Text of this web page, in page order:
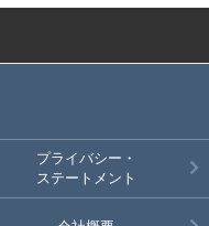
プライバシー・
ステートメント